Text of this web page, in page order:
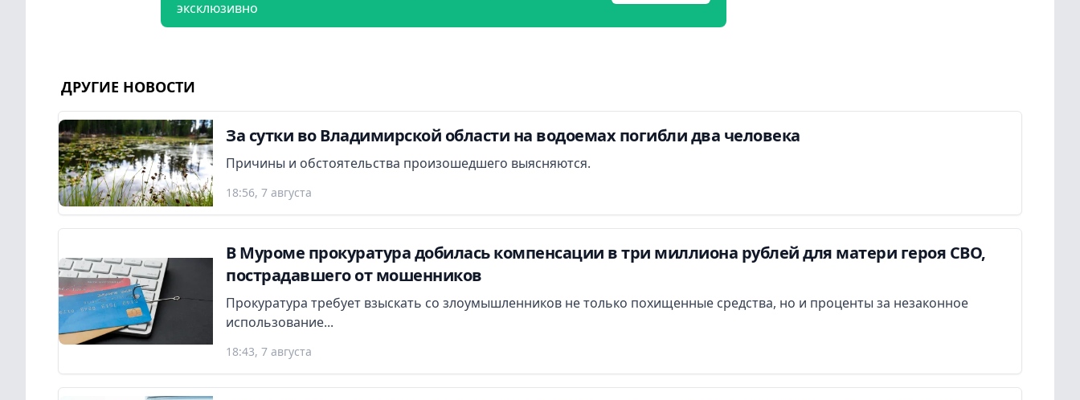
эксклюзивно
ДРУГИЕ НОВОСТИ
За сутки во Владимирской области на водоемах погибли два человека
Причины и обстоятельства произошедшего выясняются.
18:56, 7 августа
В Муроме прокуратура добилась компенсации в три миллиона рублей для матери героя СВО,
пострадавшего от мошенников
Прокуратура требует взыскать со злоумышленников не только похищенные средства, но и проценты за незаконное
использование...
18:43, 7 августа